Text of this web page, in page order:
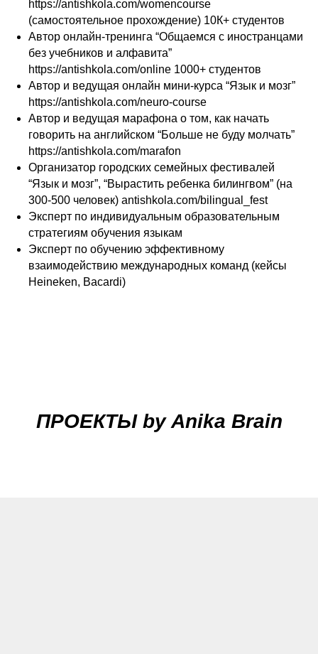
https://antishkola.com/womencourse
(самостоятельное прохождение) 10К+ студентов
Автор онлайн-тренинга “Общаемся с иностранцами
без учебников и алфавита”
https://antishkola.com/online 1000+ студентов
Автор и ведущая онлайн мини-курса “Язык и мозг”
https://antishkola.com/neuro-course
Автор и ведущая марафона о том, как начать
говорить на английском “Больше не буду молчать”
https://antishkola.com/marafon
Организатор городских семейных фестивалей
“Язык и мозг”, “Вырастить ребенка билингвом” (на
300-500 человек) antishkola.com/bilingual_fest
Эксперт по индивидуальным образовательным
стратегиям обучения языкам
Эксперт по обучению эффективному
взаимодействию международных команд (кейсы
Heineken, Bacardi)
ПРОЕКТЫ by Anika Brain